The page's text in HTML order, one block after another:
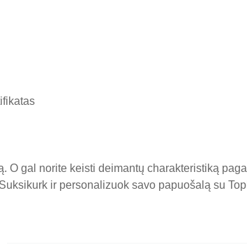
O gal norite keisti deimantų charakteristiką
ir personalizuok savo papuošalą su